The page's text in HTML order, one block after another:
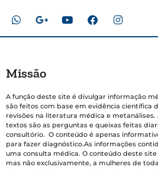
Missão
A função deste site é divulgar informação
são feitos com base em evidência científica
revisões na literatura médica e
textos são as perguntas e queixas feitas
consultório. O conteúdo é apenas
para fazer diagnóstico.As informações
uma consulta médica. O conteúdo deste
mas não exclusivamente, a mulheres de